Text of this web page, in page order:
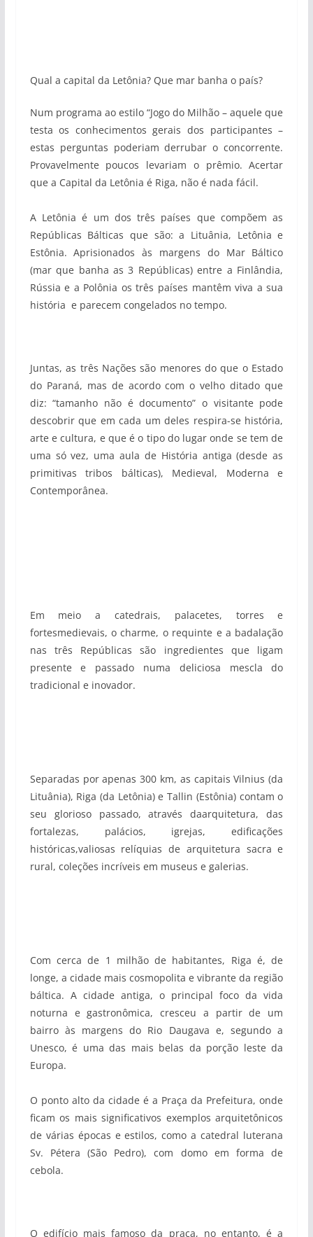
Qual a capital da Letônia? Que mar banha o país?
Num programa ao estilo “Jogo do Milhão – aquele que
testa os conhecimentos gerais dos participantes –
estas perguntas poderiam derrubar o concorrente.
Provavelmente poucos levariam o prêmio. Acertar
que a Capital da Letônia é Riga, não é nada fácil.
A Letônia é um dos três países que compõem as
Repúblicas Bálticas que são: a Lituânia, Letônia e
Estônia. Aprisionados às margens do Mar Báltico
(mar que banha as 3 Repúblicas) entre a Finlândia,
Rússia e a Polônia os três países mantêm viva a sua
história e parecem congelados no tempo.
Juntas, as três Nações são menores do que o Estado
do Paraná, mas de acordo com o velho ditado que
diz: “tamanho não é documento” o visitante pode
descobrir que em cada um deles respira-se história,
arte e cultura, e que é o tipo do lugar onde se tem de
uma só vez, uma aula de História antiga (desde as
primitivas tribos bálticas), Medieval, Moderna e
Contemporânea.
Em meio a catedrais, palacetes, torres e
fortesmedievais, o charme, o requinte e a badalação
nas três Repúblicas são ingredientes que ligam
presente e passado numa deliciosa mescla do
tradicional e inovador.
Separadas por apenas 300 km, as capitais Vilnius (da
Lituânia), Riga (da Letônia) e Tallin (Estônia) contam o
seu glorioso passado, através daarquitetura, das
fortalezas, palácios, igrejas, edificações
históricas,valiosas relíquias de arquitetura sacra e
rural, coleções incríveis em museus e galerias.
Com cerca de 1 milhão de habitantes, Riga é, de
longe, a cidade mais cosmopolita e vibrante da região
báltica. A cidade antiga, o principal foco da vida
noturna e gastronômica, cresceu a partir de um
bairro às margens do Rio Daugava e, segundo a
Unesco, é uma das mais belas da porção leste da
Europa.
O ponto alto da cidade é a Praça da Prefeitura, onde
ficam os mais significativos exemplos arquitetônicos
de várias épocas e estilos, como a catedral luterana
Sv. Pétera (São Pedro), com domo em forma de
cebola.
O edifício mais famoso da praça, no entanto, é a